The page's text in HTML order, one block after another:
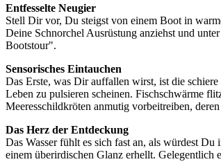
Entfesselte Neugier
Stell Dir vor, Du steigst von einem Boot in
Deine Schnorchel Ausrüstung anziehst und
Bootstour".
Sensorisches Eintauchen
Das Erste, was Dir auffallen wirst, ist die
Leben zu pulsieren scheinen. Fischschwärme
Meeresschildkröten anmutig vorbeitreiben,
Das Herz der Entdeckung
Das Wasser fühlt es sich fast an, als würdest
einem überirdischen Glanz erhellt. Gelegentlich